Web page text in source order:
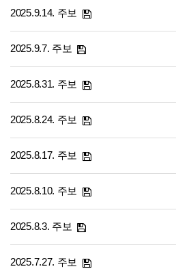
2025.9.14. 주보
2025.9.7. 주보
2025.8.31. 주보
2025.8.24. 주보
2025.8.17. 주보
2025.8.10. 주보
2025.8.3. 주보
2025.7.27. 주보